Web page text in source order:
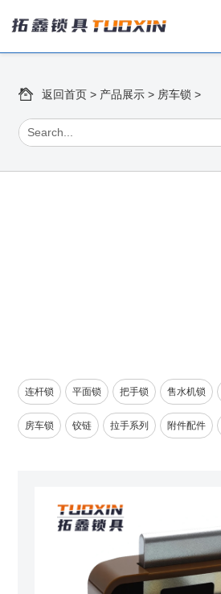
返回首页 > 产品展示 > 房车锁 >
连杆锁 平面锁 把手锁 售水机锁
房车锁 铰链 拉手系列 附件配件